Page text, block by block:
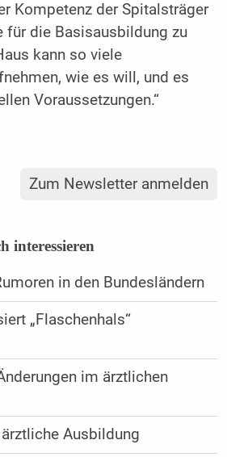
Kompetenz der Spitalsträger
für die Basisausbildung zu
kann so viele
wie es will, und es
Voraussetzungen.“
Zum Newsletter anmelden
interessieren
in den Bundesländern
„Flaschenhals“
im ärztlichen
Ausbildung